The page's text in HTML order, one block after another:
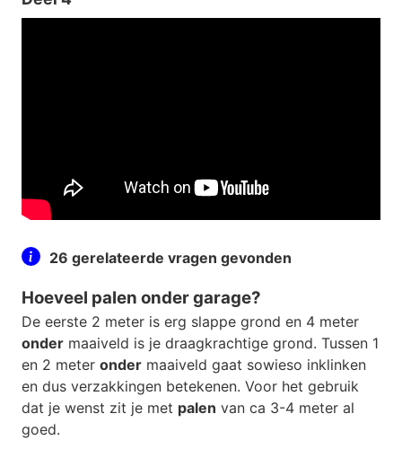
26 gerelateerde vragen gevonden
Hoeveel palen onder garage?
De eerste 2 meter is erg slappe grond en 4 meter
onder maaiveld is je draagkrachtige grond. Tussen 1
en 2 meter onder maaiveld gaat sowieso inklinken
en dus verzakkingen betekenen. Voor het gebruik
dat je wenst zit je met palen van ca 3-4 meter al
goed.